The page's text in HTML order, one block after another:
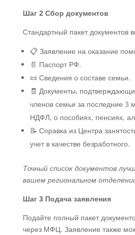
Шаг 2 Сбор документов
Стандартный пакет документов
📋 Заявление на оказание
📄 Паспорт РФ.
📜 Сведения о составе семьи.
🧾 Документы,
членов семьи за последние 3
НДФЛ, о пособиях, пенсиях,
📝 Справка из Центра
учет в качестве безработного.
Точный список документов
вашем региональном
Шаг 3 Подача заявления
Подайте полный пакет
через МФЦ. Заявление также